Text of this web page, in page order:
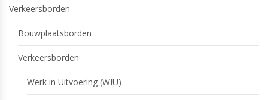
Verkeersborden
Bouwplaatsborden
Verkeersborden
Werk in Uitvoering (WIU)